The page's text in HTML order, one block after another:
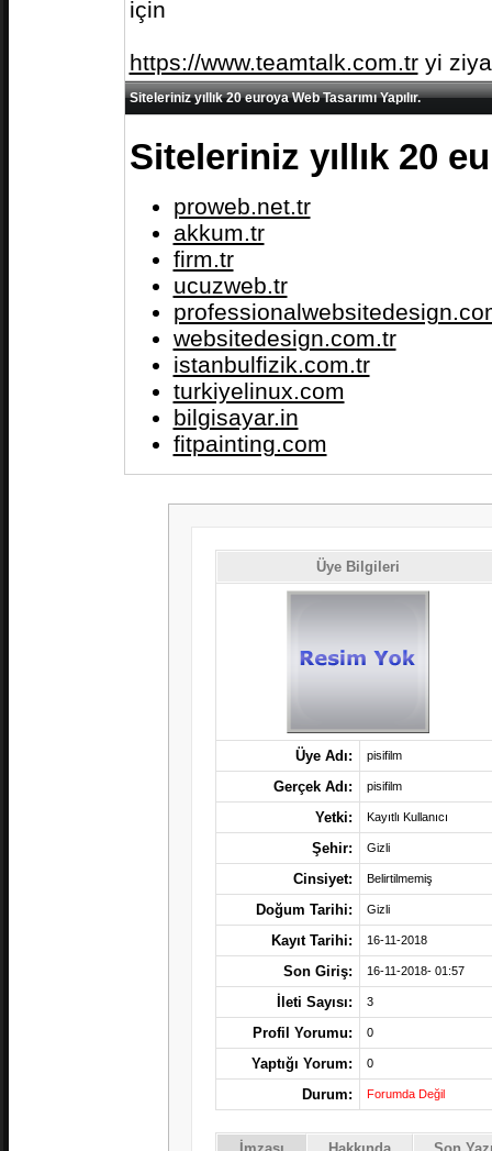
için
https://www.teamtalk.com.tryi
Siteleriniz yıllık 20 euroya Web Tasarımı Yapılır.
Siteleriniz yıllık 20
proweb.net.tr
akkum.tr
firm.tr
ucuzweb.tr
websitedesign.com.tr
istanbulfizik.com.tr
turkiyelinux.com
bilgisayar.in
fitpainting.com
Üye Bilgileri
Üye Adı: pisifilm
Gerçek Adı: pisifilm
Yetki: Kayıtlı Kullanıcı
Şehir: Gizli
Cinsiyet: Belirtilmemiş
Doğum Tarihi: Gizli
Kayıt Tarihi: 16-11-2018
Son Giriş: 16-11-2018- 01:57
İleti Sayısı: 3
Profil Yorumu: 0
Yaptığı Yorum: 0
Durum: Forumda Değil